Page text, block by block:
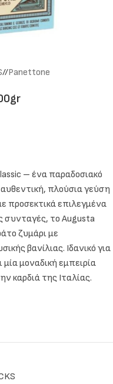
/ Panettone
– ένα παραδοσιακό
πλούσια γεύση
προσεκτικά επιλεγμένα
συνταγές, το Augusta
ζυμάρι με
βανίλιας. Ιδανικό για
μοναδική εμπειρία
καρδιά της Ιταλίας.